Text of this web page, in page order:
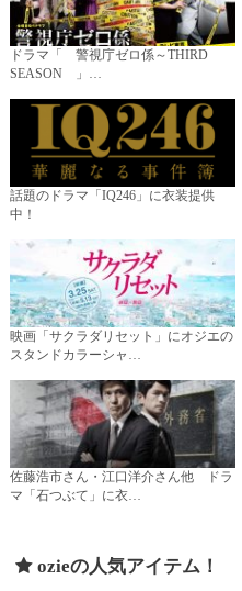
ドラマ「 警視庁ゼロ係～THIRD
SEASON 」…
話題のドラマ「IQ246」に衣装提供
中！
映画「サクラダリセット」にオジエの
スタンドカラーシャ…
佐藤浩市さん・江口洋介さん他 ドラ
マ「石つぶて」に衣…
ozieの人気アイテム！